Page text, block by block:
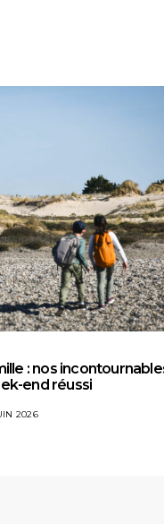
: nos
end réussi
2026